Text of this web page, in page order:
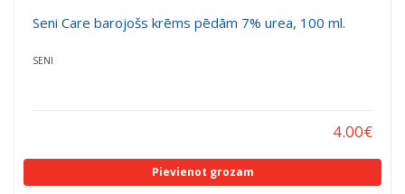
Seni Care barojošs krēms pēdām 7% urea, 100 ml.
SENI
4.00€
Pievienot grozam